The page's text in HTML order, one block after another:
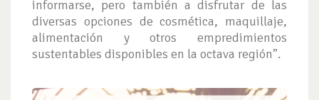
informarse, pero también a disfrutar de las
diversas opciones de cosmética, maquillaje,
alimentación y otros empredimientos
sustentables disponibles en la octava región”.